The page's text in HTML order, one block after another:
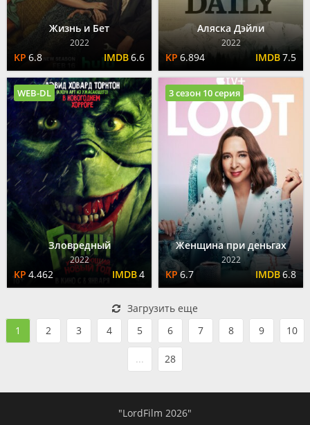
Жизнь и Бет
2022
6.8 6.6
Аляска Дэйли
2022
6.894 7.5
Зловредный
2022
4.462 4
WEB-DL
Женщина при деньгах
2022
6.7 6.8
3 сезон 10 серия
Загрузить еще
1
2 3 4 5 6 7 8 9 10
... 28
"LordFilm 2026"